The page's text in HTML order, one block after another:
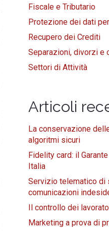
Fiscale e Tributario
Protezione dei dati
Recupero dei Crediti
Separazioni, divorzi e
Settori di Attività
Articoli
La conservazione
algoritmi sicuri
Fidelity card: il
Italia
Servizio telematico di
comunicazioni
Il controllo dei
Marketing a prova di